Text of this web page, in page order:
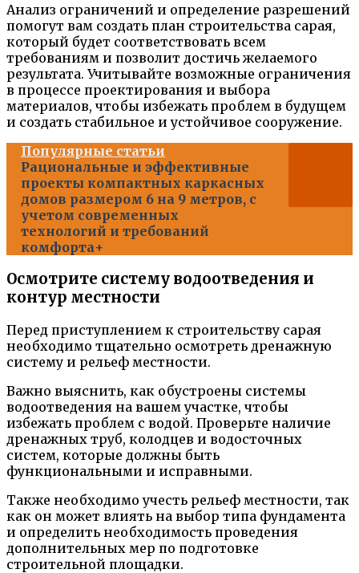
Анализ ограничений и определение разрешений
помогут вам создать план строительства сарая,
который будет соответствовать всем
требованиям и позволит достичь желаемого
результата. Учитывайте возможные ограничения
в процессе проектирования и выбора
материалов, чтобы избежать проблем в будущем
и создать стабильное и устойчивое сооружение.
Популярные статьи
Рациональные и эффективные
проекты компактных каркасных
домов размером 6 на 9 метров, с
учетом современных
технологий и требований
комфорта+
Осмотрите систему водоотведения и
контур местности
Перед приступлением к строительству сарая
необходимо тщательно осмотреть дренажную
систему и рельеф местности.
Важно выяснить, как обустроены системы
водоотведения на вашем участке, чтобы
избежать проблем с водой. Проверьте наличие
дренажных труб, колодцев и водосточных
систем, которые должны быть
функциональными и исправными.
Также необходимо учесть рельеф местности, так
как он может влиять на выбор типа фундамента
и определить необходимость проведения
дополнительных мер по подготовке
строительной площадки.